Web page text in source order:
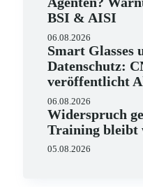
BSI & AISI
06.08.2026
Smart Glasses
Datenschutz:
veröffentlicht
06.08.2026
Widerspruch
Training bleibt
05.08.2026